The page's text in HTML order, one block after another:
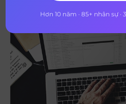
Hơn 10 năm · 85+ nhân sự